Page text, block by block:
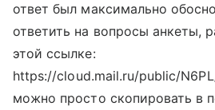
ответ был максимально
ответить на вопросы анкеты,
этой ссылке:
https://cloud.mail.ru/public/
можно просто скопировать в